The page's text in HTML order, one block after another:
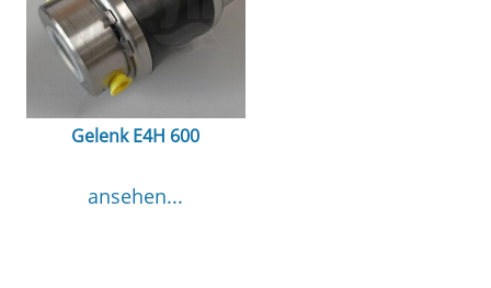
Gelenk E4H 600
ansehen...